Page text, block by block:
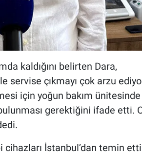
kaldığını belirten Dara,
servise çıkmayı çok arzu
için yoğun bakım ünitesinde
gerektiğini ifade etti.
İstanbul’dan temin